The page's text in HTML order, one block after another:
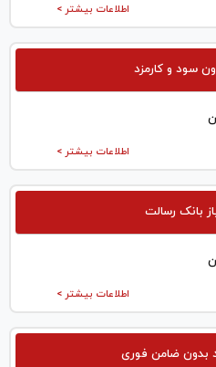
اطلاعات بیشتر >
سود و کارمزد
اطلاعات بیشتر >
بانک رسالت
اطلاعات بیشتر >
بدون ضامن فوری